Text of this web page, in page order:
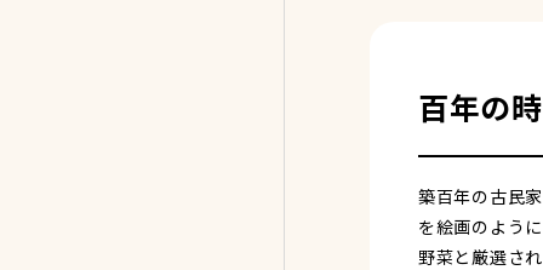
百年の
築百年の古民
を絵画のよう
野菜と厳選さ